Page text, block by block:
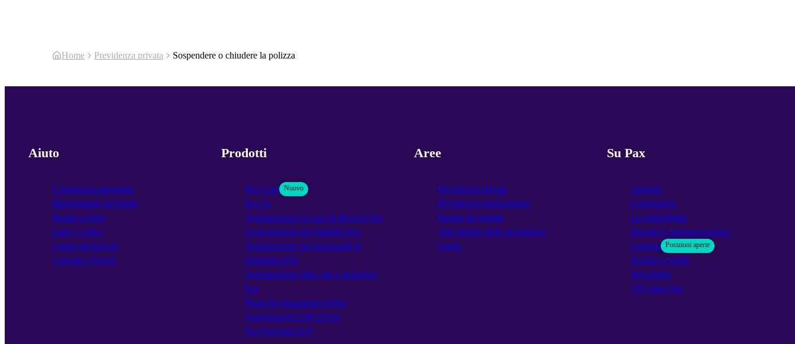
Home Previdenza privata Sospendere o chiudere la polizza
Aiuto
Consulenza personale
Informazioni sui Fondi
Portali e login
Lode e critica
Centro download
Contatti e Servizi
Prodotti
Pax Care Nuovo
Pax 3a
Assicurazione in caso di decesso Pax
Assicurazione per bambini Pax
Assicurazione per incapacità di
guadagno Pax
Assicurazione sulla vita e risparmio
Pax
Piano di versamento di Pax
Assicurazioni LPP di Pax
Pax DuoStar LLP
Aree
Previdenza privata
Previdenza professionale
Partner di vendita
Alla mondo della previdenza
Guida
Su Pax
Azienda
Cooperativa
La sostenibilità
Ingaggi e sponsorizzazioni
Carriera
Posizioni aperte
Notizie e media
Newsletter
150 Jahre Pax